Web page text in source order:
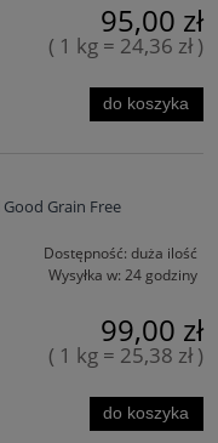
95,00 zł
( 1 kg = 24,36 zł )
do koszyka
Grain Free
Dostępność: duża ilość
Wysyłka w: 24 godziny
99,00 zł
( 1 kg = 25,38 zł )
do koszyka